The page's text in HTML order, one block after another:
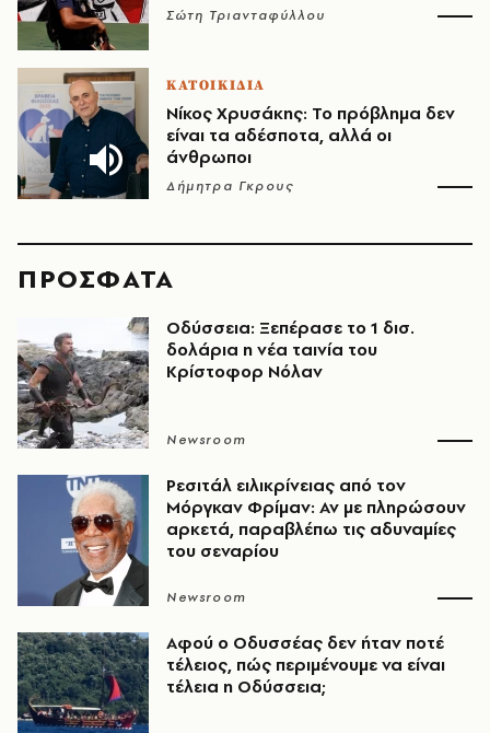
Σώτη Τριανταφύλλου
ΚΑΤΟΙΚΙΔΙΑ
Νίκος Χρυσάκης: Το πρόβλημα δεν
είναι τα αδέσποτα, αλλά οι
άνθρωποι
Δήμητρα Γκρους
ΠΡΟΣΦΑΤΑ
Οδύσσεια: Ξεπέρασε το 1 δισ.
δολάρια η νέα ταινία του
Κρίστοφορ Νόλαν
Newsroom
Ρεσιτάλ ειλικρίνειας από τον
Μόργκαν Φρίμαν: Αν με πληρώσουν
αρκετά, παραβλέπω τις αδυναμίες
του σεναρίου
Newsroom
Αφού ο Οδυσσέας δεν ήταν ποτέ
τέλειος, πώς περιμένουμε να είναι
τέλεια η Οδύσσεια;